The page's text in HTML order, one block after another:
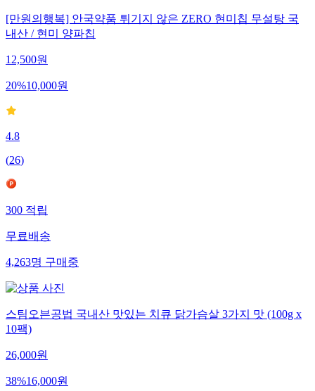
[만원의행복] 안국약품 튀기지 않은 ZERO 현미칩 무설탕 국
내산 / 현미 양파칩
12,500원
20%10,000원
4.8
(26)
300 적립
무료배송
4,263명 구매중
스팀오븐공법 국내산 맛있는 치큐 닭가슴살 3가지 맛 (100g x
10팩)
26,000원
38%16,000원